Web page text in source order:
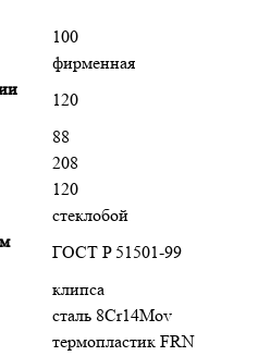
100
фирменная
120
88
208
120
стеклобой
ГОСТ P 51501-99
клипса
сталь 8Cr14Mov
термопластик FRN